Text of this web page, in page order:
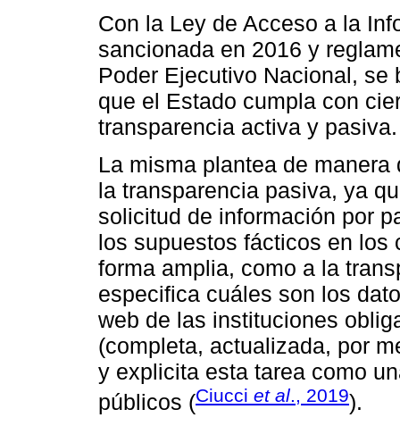
Con la Ley de Acceso a la
sancionada en 2016 y
Poder Ejecutivo Nacional,
que el Estado cumpla con
transparencia activa y pasiva.
La misma plantea de
la transparencia pasiva, ya
solicitud de información por
los supuestos fácticos en los
forma amplia, como a la
especifica cuáles son los
web de las instituciones
(completa, actualizada, por
y explicita esta tarea como
públicos (Ciucci et al., 2019).